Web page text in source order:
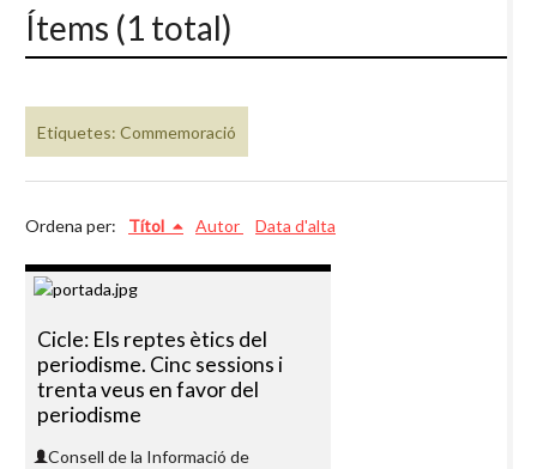
Ítems (1 total)
Etiquetes: Commemoració
Ordena per: Títol Autor Data d'alta
Cicle: Els reptes ètics del
periodisme. Cinc sessions i
trenta veus en favor del
periodisme
Consell de la Informació de